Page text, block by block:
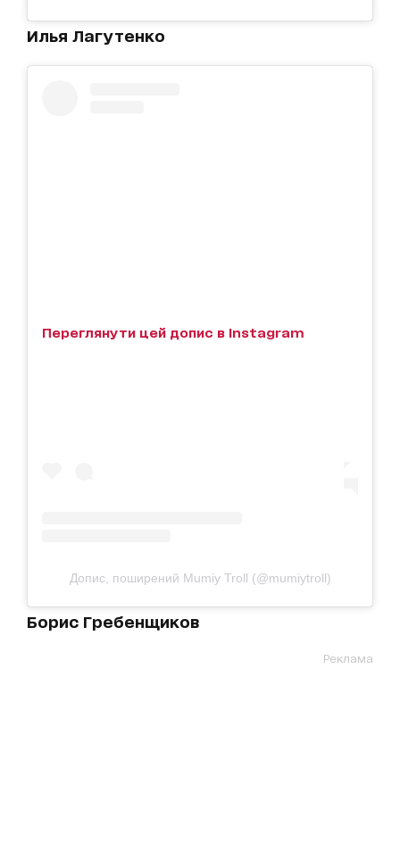
Илья Лагутенко
Переглянути цей допис в Instagram
Допис, поширений Mumiy Troll (@mumiytroll)
Борис Гребенщиков
Реклама